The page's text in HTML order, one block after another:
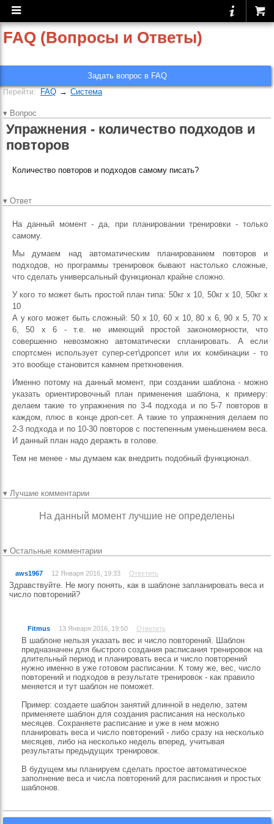
FAQ (Вопросы и Ответы)
Задать вопрос в FAQ
Перейти: FAQ → Система
▾ Вопрос
Упражнения - количество подходов и
повторов
Количество повторов и подходов самому писать?
▾ Ответ
На данный момент - да, при планировании тренировки - только
самому.
Мы думаем над автоматическим планированием повторов и
подходов, но программы тренировок бывают настолько сложные,
что сделать универсальный функционал крайне сложно.
У кого то может быть простой план типа: 50кг х 10, 50кг х 10, 50кг х
10
А у кого может быть сложный: 50 х 10, 60 х 10, 80 х 6, 90 х 5, 70 х
6, 50 х 6 - т.е. не имеющий простой закономерности, что
совершенно невозможно автоматически спланировать. А если
спортсмен использует супер-сет\дропсет или их комбинации - то
это вообще становится камнем преткновения.
Именно потому на данный момент, при создании шаблона - можно
указать ориентировочный план применения шаблона, к примеру:
делаем такие то упражнения по 3-4 подхода и по 5-7 повторов в
каждом, плюс в конце дроп-сет. А такие то упражнения делаем по
2-3 подхода и по 10-30 повторов с постепенным уменьшением веса.
И данный план надо деражть в голове.
Тем не менее - мы думаем как внедрить подобный функционал.
▾ Лучшие комментарии
На данный момент лучшие не определены
▾ Остальные комментарии
aws1967 12 Января 2016, 19:33 Ответить
Здравствуйте. Не могу понять, как в шаблоне запланировать веса и
число повторений?
Fitmus 13 Января 2016, 19:50 Ответить
В шаблоне нельзя указать вес и число повторений. Шаблон
предназначен для быстрого создания расписания тренировок на
длительный период и планировать веса и число повторений
нужно именно в уже готовом расписании. К тому же, вес, число
повторений и подходов в результате тренировок - как правило
меняется и тут шаблон не поможет.
Пример: создаете шаблон занятий длинной в неделю, затем
применяете шаблон для создания расписания на несколько
месяцев. Сохраняете расписание и уже в нем можно
планировать веса и число повторений - либо сразу на несколько
месяцев, либо на несколько недель вперед, учитывая
результаты предыдущих тренировок.
В будущем мы планируем сделать простое автоматическое
заполнение веса и числа повторений для расписания и простых
шаблонов.